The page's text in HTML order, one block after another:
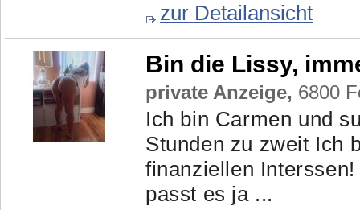
zur Detailansicht
Bin die Lissy,
private Anzeige, 6800
Ich bin Carmen und
Stunden zu zweit Ich
finanziellen
passt es ja ...